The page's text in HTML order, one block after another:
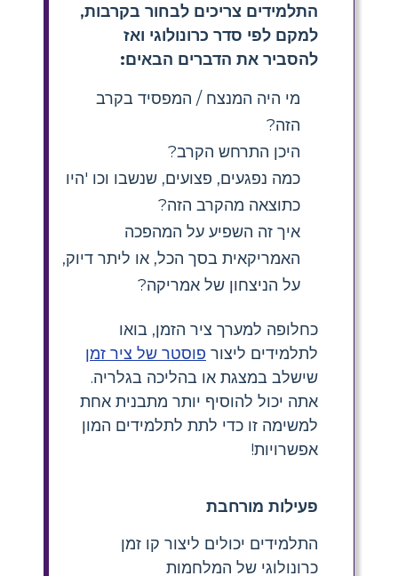
התלמידים צריכים לבחור בקרבות,
למקם לפי סדר כרונולוגי ואז
להסביר את הדברים הבאים:
מי היה המנצח / המפסיד בקרב
הזה?
היכן התרחש הקרב?
כמה נפגעים, פצועים, שנשבו וכו 'היו
כתוצאה מהקרב הזה?
איך זה השפיע על המהפכה
האמריקאית בסך הכל, או ליתר דיוק,
על הניצחון של אמריקה?
כחלופה למערך ציר הזמן, בואו
לתלמידים ליצור פוסטר של ציר זמן
שישלב במצגת או בהליכה בגלריה.
אתה יכול להוסיף יותר מתבנית אחת
למשימה זו כדי לתת לתלמידים המון
אפשרויות!
פעילות מורחבת
התלמידים יכולים ליצור קו זמן
כרונולוגי של המלחמות